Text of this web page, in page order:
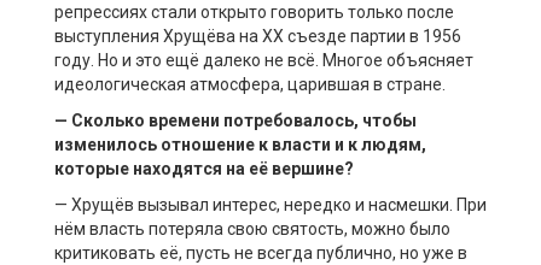
репрессиях стали открыто говорить только после
выступления Хрущёва на ХХ съезде партии в 1956
году. Но и это ещё далеко не всё. Многое объясняет
идеологическая атмосфера, царившая в стране.
— Сколько времени потребовалось, чтобы
изменилось отношение к власти и к людям,
которые находятся на её вершине?
— Хрущёв вызывал интерес, нередко и насмешки. При
нём власть потеряла свою святость, можно было
критиковать её, пусть не всегда публично, но уже в